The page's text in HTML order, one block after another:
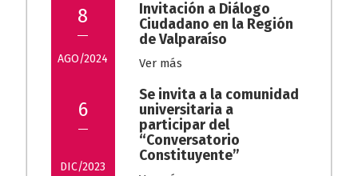
8
AGO/2024
Invitación a Diálogo
Ciudadano en la Región
de Valparaíso
Ver más
6
DIC/2023
Se invita a la comunidad
universitaria a
participar del
“Conversatorio
Constituyente”